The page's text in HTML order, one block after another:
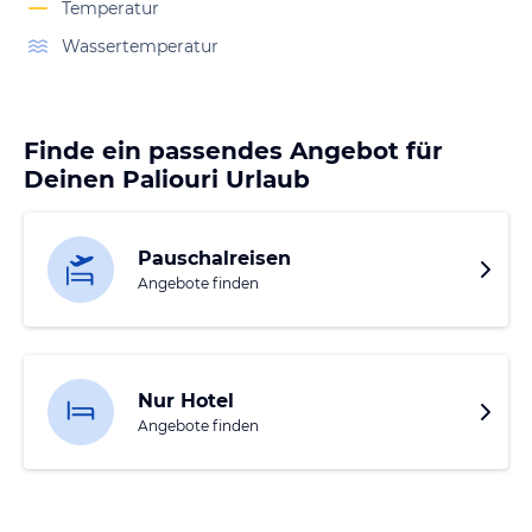
Temperatur
Wassertemperatur
Finde ein passendes Angebot für
Deinen Paliouri Urlaub
Pauschalreisen
Angebote finden
Nur Hotel
Angebote finden